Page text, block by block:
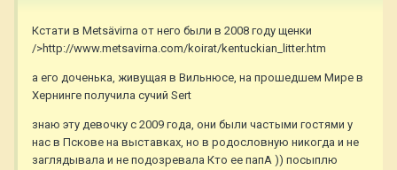
Кстати в Metsävirna от него были в 2008 году щенки
/>http://www.metsavirna.com/koirat/kentuckian_litter.htm
а его доченька, живущая в Вильнюcе, на прошедшем Мире в
Хернинге получила сучий Sert
знаю эту девочку с 2009 года, они были частыми гостями у
нас в Пскове на выставках, но в родословную никогда и не
заглядывала и не подозревала Кто ее папА )) посыплю